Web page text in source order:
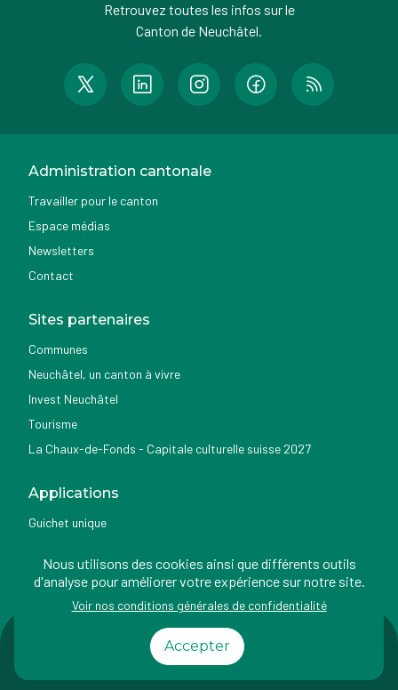
Retrouvez toutes les infos sur le
Canton de Neuchâtel.
Administration cantonale
Travailler pour le canton
Espace médias
Newsletters
Contact
Sites partenaires
Communes
Neuchâtel, un canton à vivre
Invest Neuchâtel
Tourisme
La Chaux-de-Fonds - Capitale culturelle suisse 2027
Applications
Guichet unique
Nemo news
Conditions
d'utilisation
Protection des
données
Nous utilisons des cookies ainsi que différents outils
d'analyse pour améliorer votre expérience sur notre site.
Voir nos conditions générales de confidentialité
Accepter